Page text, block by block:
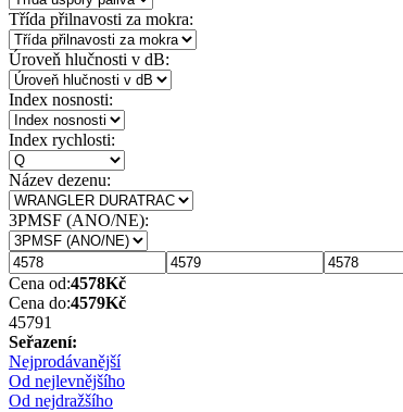
Třída přilnavosti za mokra:
Úroveň hlučnosti v dB:
Index nosnosti:
Index rychlosti:
Název dezenu:
3PMSF (ANO/NE):
Cena od:4578Kč
Cena do:4579Kč
45791
Seřazení:
Nejprodávanější
Od nejlevnějšího
Od nejdražšího